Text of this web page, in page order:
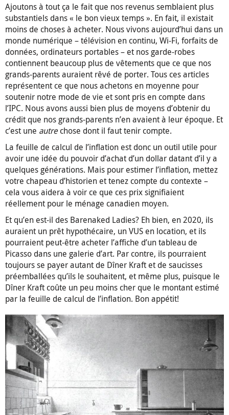
Ajoutons à tout ça le fait que nos revenus semblaient plus
substantiels dans « le bon vieux temps ». En fait, il existait
moins de choses à acheter. Nous vivons aujourd’hui dans un
monde numérique – télévision en continu, Wi-Fi, forfaits de
données, ordinateurs portables – et nos garde-robes
contiennent beaucoup plus de vêtements que ce que nos
grands-parents auraient rêvé de porter. Tous ces articles
représentent ce que nous achetons en moyenne pour
soutenir notre mode de vie et sont pris en compte dans
l’IPC. Nous avons aussi bien plus de moyens d’obtenir du
crédit que nos grands-parents n’en avaient à leur époque. Et
c’est une autrechose dont il faut tenir compte.
La feuille de calcul de l’inflation est donc un outil utile pour
avoir une idée du pouvoir d’achat d’un dollar datant d’il y a
quelques générations. Mais pour estimer l’inflation, mettez
votre chapeau d’historien et tenez compte du contexte –
cela vous aidera à voir ce que ces prix signifiaient
réellement pour le ménage canadien moyen.
Et qu’en est-il des Barenaked Ladies? Eh bien, en 2020, ils
auraient un prêt hypothécaire, un VUS en location, et ils
pourraient peut-être acheter l’affiche d’un tableau de
Picasso dans une galerie d’art. Par contre, ils pourraient
toujours se payer autant de Dîner Kraft et de saucisses
préemballées qu’ils le souhaitent, et même plus, puisque le
Dîner Kraft coûte un peu moins cher que le montant estimé
par la feuille de calcul de l’inflation. Bon appétit!